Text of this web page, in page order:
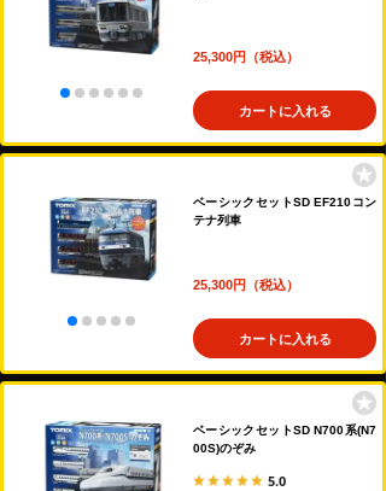
25,300円（税込）
カートに入れる
ベーシックセットSD EF210コン
テナ列車
25,300円（税込）
カートに入れる
ベーシックセットSD N700系(N7
00S)のぞみ
5.0